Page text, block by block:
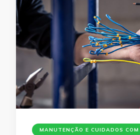
MANUTENÇÃO E CUIDADOS COM